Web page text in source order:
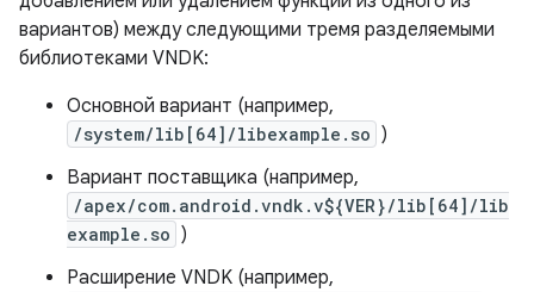
вариантов) между следующими тремя разделяемыми
библиотеками VNDK:
Основной вариант (например,
/system/lib[64]/libexample.so )
Вариант поставщика (например,
/apex/com.android.vndk.v${VER}/lib[64]/lib
example.so )
Расширение VNDK (например,